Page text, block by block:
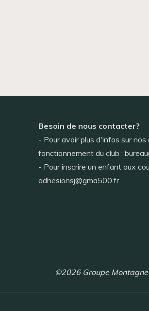
Besoin de nous contacter?
- Pour avoir plus d'infos sur
fonctionnement du club :
- Pour inscrire un enfant aux
adhesionsj@gma500.fr
©2026 Groupe